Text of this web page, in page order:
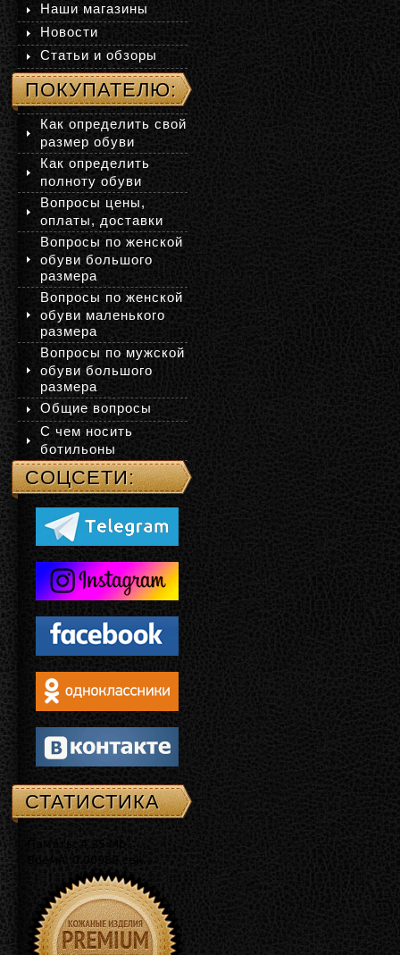
Наши магазины
Новости
Статьи и обзоры
ПОКУПАТЕЛЮ:
Как определить свой
размер обуви
Как определить
полноту обуви
Вопросы цены,
оплаты, доставки
Вопросы по женской
обуви большого
размера
Вопросы по женской
обуви маленького
размера
Вопросы по мужской
обуви большого
размера
Общие вопросы
С чем носить
ботильоны
СОЦСЕТИ:
СТАТИСТИКА
Память: 4.25 Mb
Время: 0.00989 сек.